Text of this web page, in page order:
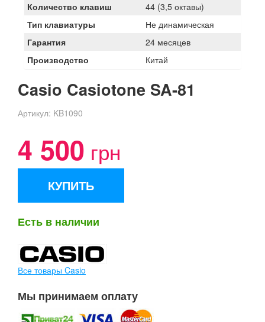
Количество клавиш
44 (3,5 октавы)
Тип клавиатуры
Не динамическая
Гарантия
24 месяцев
Производство
Китай
Casio Casiotone SA-81
Артикул: KB1090
4 500 грн
КУПИТЬ
Есть в наличии
Все товары Casio
Мы принимаем оплату